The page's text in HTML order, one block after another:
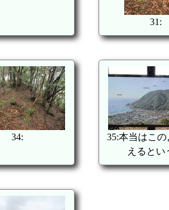
31:
34:
35:本当はこ
えるとい